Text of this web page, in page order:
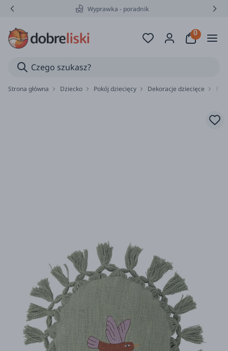
Wyprawka - poradnik
Strona główna Dziecko Pokój dziecięcy Dekoracje dziecięce